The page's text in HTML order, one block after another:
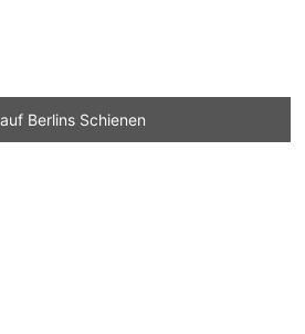
Berlins Schienen